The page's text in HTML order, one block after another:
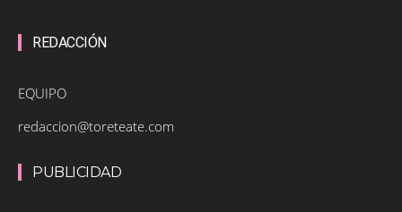
REDACCIÓN
EQUIPO
redaccion@toreteate.com
PUBLICIDAD